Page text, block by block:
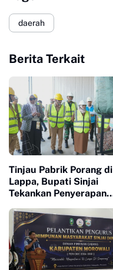
daerah
Berita Terkait
Tinjau Pabrik Porang di
Lappa, Bupati Sinjai
Tekankan Penyerapan